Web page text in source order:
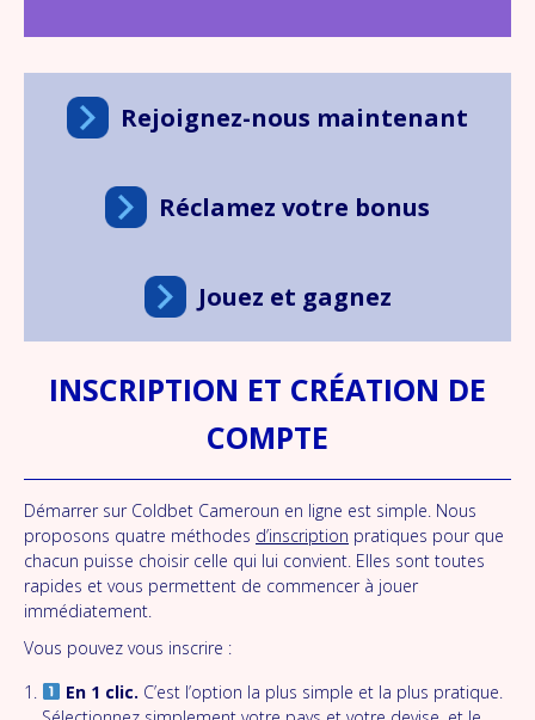
Rejoignez-nous maintenant
Réclamez votre bonus
Jouez et gagnez
INSCRIPTION ET CRÉATION DE
COMPTE
Démarrer sur Coldbet Cameroun en ligne est simple. Nous
proposons quatre méthodes d’inscription pratiques pour que
chacun puisse choisir celle qui lui convient. Elles sont toutes
rapides et vous permettent de commencer à jouer
immédiatement.
Vous pouvez vous inscrire :
En 1 clic. C’est l’option la plus simple et la plus pratique.